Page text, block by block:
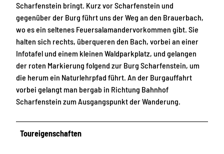
Scharfenstein bringt. Kurz vor Scharfenstein und
gegenüber der Burg führt uns der Weg an den Brauerbach,
wo es ein seltenes Feuersalamandervorkommen gibt. Sie
halten sich rechts, überqueren den Bach, vorbei an einer
Infotafel und einem kleinen Waldparkplatz, und gelangen
der roten Markierung folgend zur Burg Scharfenstein, um
die herum ein Naturlehrpfad führt. An der Burgauffahrt
vorbei gelangt man bergab in Richtung Bahnhof
Scharfenstein zum Ausgangspunkt der Wanderung.
Toureigenschaften